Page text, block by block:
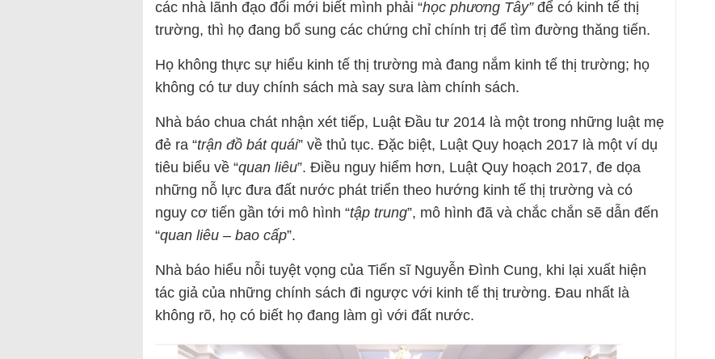
các nhà lãnh đạo đổi mới biết mình phải “học phương Tây”để có kinh tế thị
trường, thì họ đang bổ sung các chứng chỉ chính trị để tìm đường thăng tiến.
Họ không thực sự hiểu kinh tế thị trường mà đang nắm kinh tế thị trường; họ
không có tư duy chính sách mà say sưa làm chính sách.
Nhà báo chua chát nhận xét tiếp, Luật Đầu tư 2014 là một trong những luật mẹ
đẻ ra “trận đồ bát quái” về thủ tục. Đặc biệt, Luật Quy hoạch 2017 là một ví dụ
tiêu biểu về “quan liêu”. Điều nguy hiểm hơn, Luật Quy hoạch 2017, đe dọa
những nỗ lực đưa đất nước phát triển theo hướng kinh tế thị trường và có
nguy cơ tiến gần tới mô hình “tập trung”, mô hình đã và chắc chắn sẽ dẫn đến
“quan liêu – bao cấp”.
Nhà báo hiểu nỗi tuyệt vọng của Tiến sĩ Nguyễn Đình Cung, khi lại xuất hiện
tác giả của những chính sách đi ngược với kinh tế thị trường. Đau nhất là
không rõ, họ có biết họ đang làm gì với đất nước.